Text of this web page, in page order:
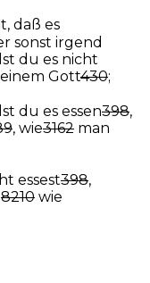
daß es
sonst irgend
du es nicht
Gott430;
du es essen398,
, wie3162 man
essest398,
8210 wie